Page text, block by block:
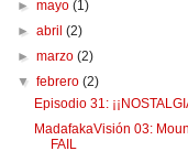
►mayo(1)
►abril(2)
►marzo(2)
▼febrero(2)
Episodio 31:
MadafakaVisión 03:
FAIL